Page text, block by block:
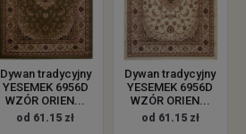
Dywan tradycyjny
YESEMEK 6956D
WZÓR ORIEN...
od 61.15 zł
Dywan tradycyjny
YESEMEK 6956D
WZÓR ORIEN...
od 61.15 zł